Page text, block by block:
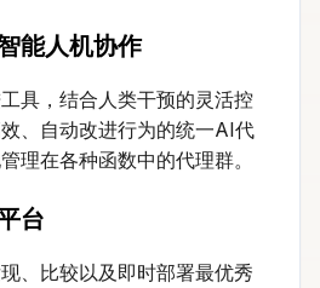
能人机协作
具，结合人类干预的灵活控
、自动改进行为的统一AI代
理在各种函数中的代理群。
台
、比较以及即时部署最优秀